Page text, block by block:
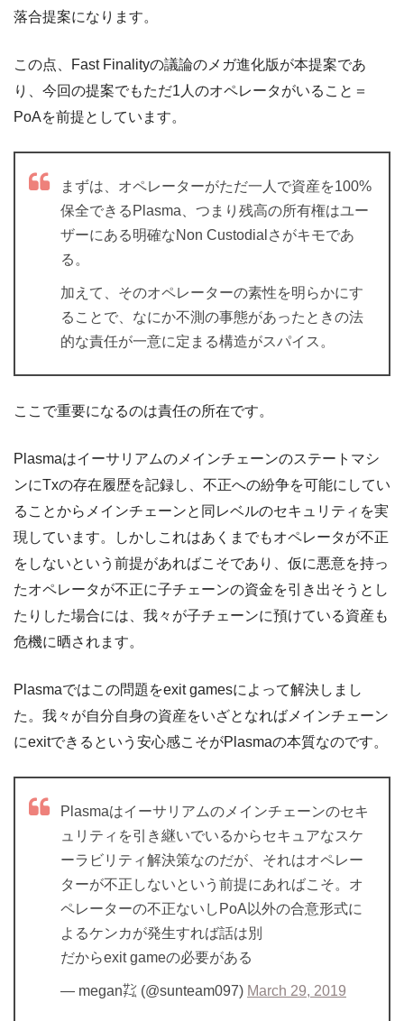
落合提案になります。
この点、Fast Finalityの議論のメガ進化版が本提案であ
り、今回の提案でもただ1人のオペレータがいること＝
PoAを前提としています。
まずは、オペレーターがただ一人で資産を100%
保全できるPlasma、つまり残高の所有権はユー
ザーにある明確なNon Custodialさがキモであ
る。
加えて、そのオペレーターの素性を明らかにす
ることで、なにか不測の事態があったときの法
的な責任が一意に定まる構造がスパイス。
ここで重要になるのは責任の所在です。
Plasmaはイーサリアムのメインチェーンのステートマシ
ンにTxの存在履歴を記録し、不正への紛争を可能にしてい
ることからメインチェーンと同レベルのセキュリティを実
現しています。しかしこれはあくまでもオペレータが不正
をしないという前提があればこそであり、仮に悪意を持っ
たオペレータが不正に子チェーンの資金を引き出そうとし
たりした場合には、我々が子チェーンに預けている資産も
危機に晒されます。
Plasmaではこの問題をexit gamesによって解決しまし
た。我々が自分自身の資産をいざとなればメインチェーン
にexitできるという安心感こそがPlasmaの本質なのです。
Plasmaはイーサリアムのメインチェーンのセキ
ュリティを引き継いでいるからセキュアなスケ
ーラビリティ解決策なのだが、それはオペレー
ターが不正しないという前提にあればこそ。オ
ペレーターの不正ないしPoA以外の合意形式に
よるケンカが発生すれば話は別
だからexit gameの必要がある
— megan㌠ (@sunteam097) March 29, 2019